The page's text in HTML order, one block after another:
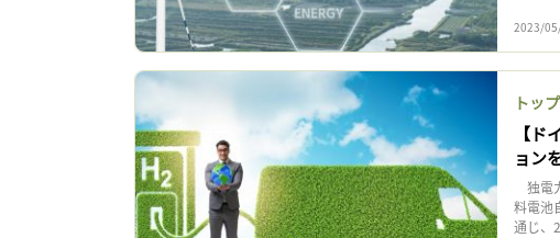
2023/
トッ
【
ョン
独電
料電池
通じ、
記事をお気に入りに保存するには
ログインが必要です
ログイン 会員登録